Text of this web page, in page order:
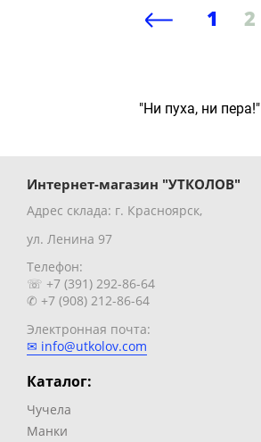
1 2
"Ни пуха, ни пера!"
Интернет-магазин "УТКОЛОВ"
Адрес склада: г. Красноярск,
ул. Ленина 97
Телефон:
☏ +7 (391) 292-86-64
✆ +7 (908) 212-86-64
Электронная почта:
✉ info@utkolov.com
Каталог:
Чучела
Манки